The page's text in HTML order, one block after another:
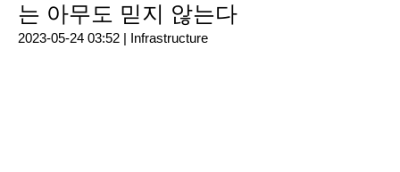
는 아무도 믿지 않는다
2023-05-24 03:52 | Infrastructure